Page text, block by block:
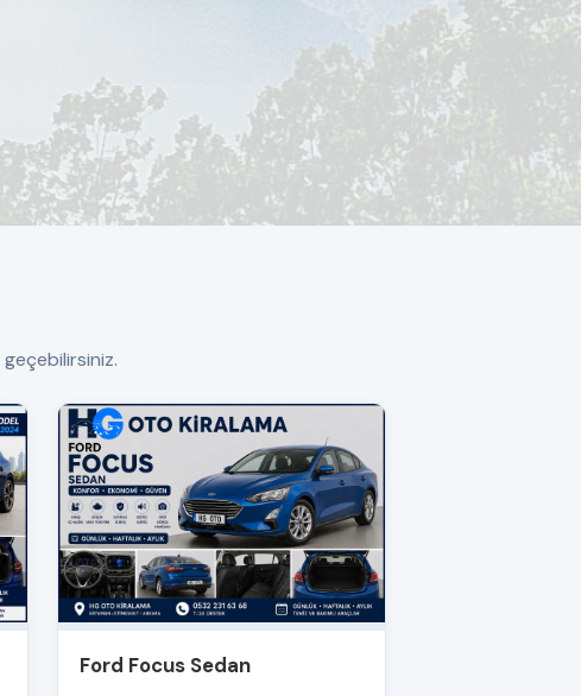
Ford Focus Sedan